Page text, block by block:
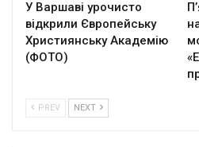
У Варшаві урочисто
відкрили Європейську
Християнську Академію
(ФОТО)
PREV NEXT